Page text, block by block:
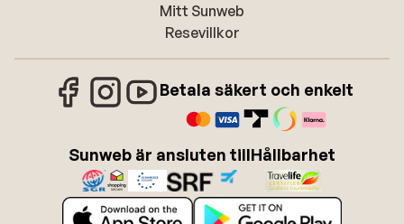
Mitt Sunweb
Resevillkor
Betala säkert och enkelt
Sunweb är ansluten tillHållbarhet